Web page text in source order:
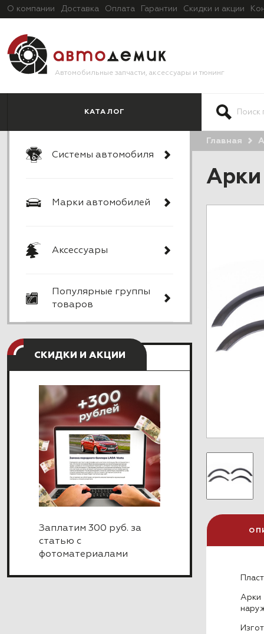
О компании Доставка Оплата Гарантии Скидки и акции
Автомобильные запчасти, аксессуары и тюнинг
КАТАЛОГ
Системы автомобиля
Марки автомобилей
Аксессуары
Популярные группы
товаров
СКИДКИ И АКЦИИ
Заплатим 300 руб. за
статью с
фотоматериалами
Главная
Арки
Арки